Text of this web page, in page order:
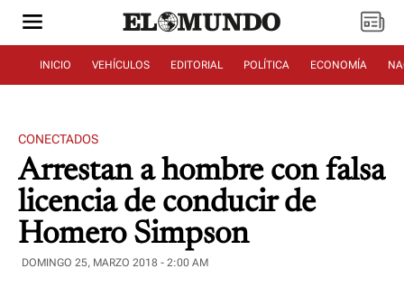
INICIO VEHÍCULOS EDITORIAL POLÍTICA ECONOMÍA
CONECTADOS
Arrestan a hombre con falsa
licencia de conducir de
Homero Simpson
DOMINGO 25, MARZO 2018 - 2:00 AM